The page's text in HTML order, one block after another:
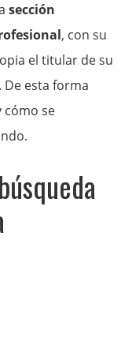
sección
, con su
el titular de su
De esta forma
cómo se